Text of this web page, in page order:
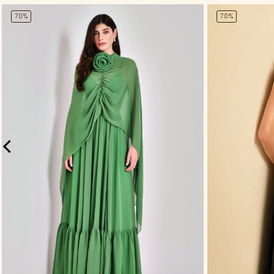
70% 70%